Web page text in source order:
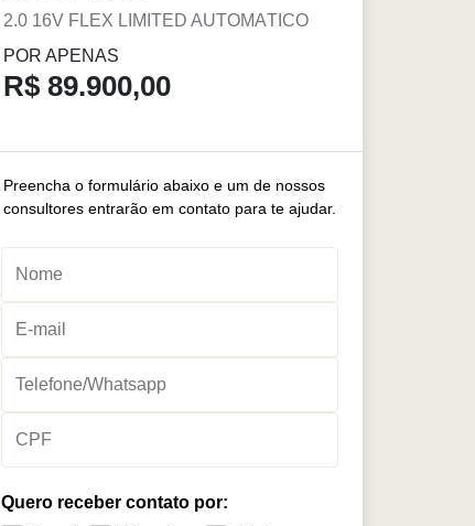
2.0 16V FLEX LIMITED AUTOMÁTICO
POR APENAS
R$ 89.900,00
Preencha o formulário abaixo e um de nossos
consultores entrarão em contato para te ajudar.
Quero receber contato por: